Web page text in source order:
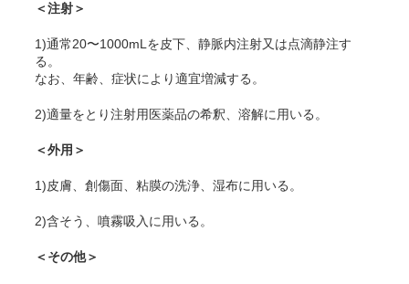
＜注射＞
1)通常20〜1000mLを皮下、静脈内注射又は点滴静注す
る。
なお、年齢、症状により適宜増減する。
2)適量をとり注射用医薬品の希釈、溶解に用いる。
＜外用＞
1)皮膚、創傷面、粘膜の洗浄、湿布に用いる。
2)含そう、噴霧吸入に用いる。
＜その他＞